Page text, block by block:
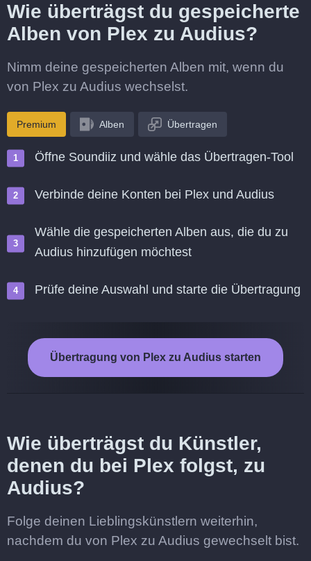
Wie überträgst du gespeicherte
Alben von Plex zu Audius?
Nimm deine gespeicherten Alben mit, wenn du
von Plex zu Audius wechselst.
Premium Alben Übertragen
Öffne Soundiiz und wähle das Übertragen-Tool
Verbinde deine Konten bei Plex und Audius
Wähle die gespeicherten Alben aus, die du zu
Audius hinzufügen möchtest
Prüfe deine Auswahl und starte die Übertragung
Übertragung von Plex zu Audius starten
Wie überträgst du Künstler,
denen du bei Plex folgst, zu
Audius?
Folge deinen Lieblingskünstlern weiterhin,
nachdem du von Plex zu Audius gewechselt bist.